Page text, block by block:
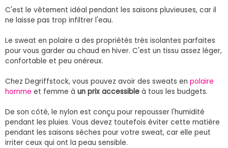
C'est le vêtement idéal pendant les saisons pluvieuses, car il
ne laisse pas trop infiltrer l'eau.
Le sweat en polaire a des propriétés très isolantes parfaites
pour vous garder au chaud en hiver. C'est un tissu assez léger,
confortable et peu onéreux.
Chez Degriffstock, vous pouvez avoir des sweats en polaire
homme et femme à un prix accessible à tous les budgets.
De son côté, le nylon est conçu pour repousser l'humidité
pendant les pluies. Vous devez toutefois éviter cette matière
pendant les saisons sèches pour votre sweat, car elle peut
irriter ceux qui ont la peau sensible.